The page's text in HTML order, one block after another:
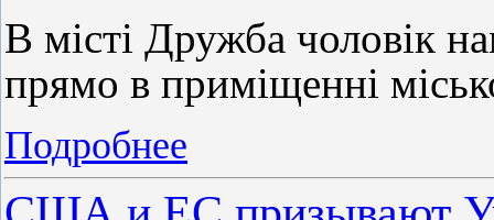
В місті Дружба чоловік
прямо в приміщенні
Подробнее